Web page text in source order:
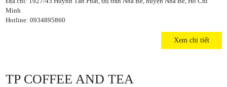
Minh
Hotline: 0934895860
Xem chi tiết
TP COFFEE AND TEA